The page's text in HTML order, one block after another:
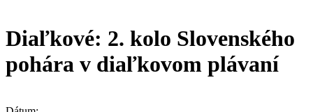
Diaľkové: 2. kolo Slovenského
pohára v diaľkovom plávaní